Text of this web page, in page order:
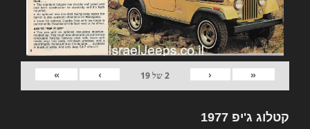
«
‹
2של19
›
»
קטלוג ג'יפ 1977